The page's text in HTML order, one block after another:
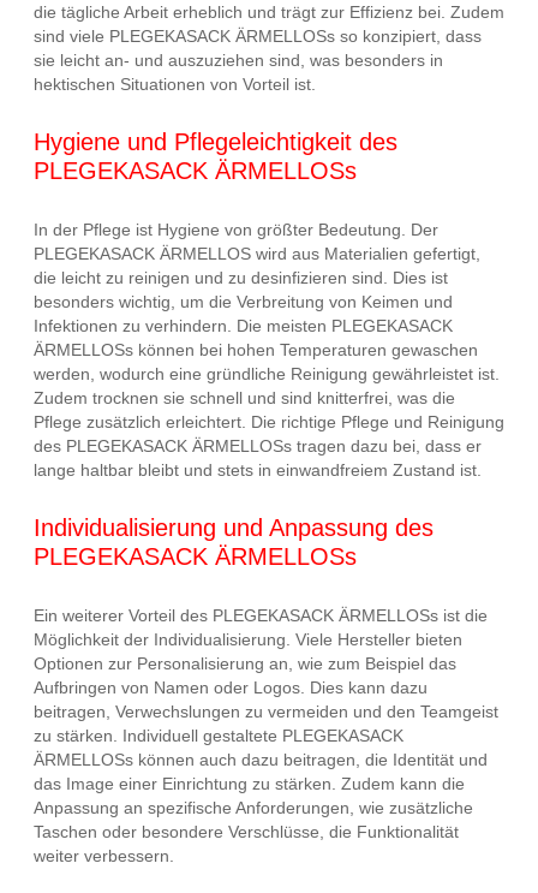
die tägliche Arbeit erheblich und trägt zur Effizienz bei. Zudem
sind viele PLEGEKASACK ÄRMELLOSs so konzipiert, dass
sie leicht an- und auszuziehen sind, was besonders in
hektischen Situationen von Vorteil ist.
Hygiene und Pflegeleichtigkeit des
PLEGEKASACK ÄRMELLOSs
In der Pflege ist Hygiene von größter Bedeutung. Der
PLEGEKASACK ÄRMELLOS wird aus Materialien gefertigt,
die leicht zu reinigen und zu desinfizieren sind. Dies ist
besonders wichtig, um die Verbreitung von Keimen und
Infektionen zu verhindern. Die meisten PLEGEKASACK
ÄRMELLOSs können bei hohen Temperaturen gewaschen
werden, wodurch eine gründliche Reinigung gewährleistet ist.
Zudem trocknen sie schnell und sind knitterfrei, was die
Pflege zusätzlich erleichtert. Die richtige Pflege und Reinigung
des PLEGEKASACK ÄRMELLOSs tragen dazu bei, dass er
lange haltbar bleibt und stets in einwandfreiem Zustand ist.
Individualisierung und Anpassung des
PLEGEKASACK ÄRMELLOSs
Ein weiterer Vorteil des PLEGEKASACK ÄRMELLOSs ist die
Möglichkeit der Individualisierung. Viele Hersteller bieten
Optionen zur Personalisierung an, wie zum Beispiel das
Aufbringen von Namen oder Logos. Dies kann dazu
beitragen, Verwechslungen zu vermeiden und den Teamgeist
zu stärken. Individuell gestaltete PLEGEKASACK
ÄRMELLOSs können auch dazu beitragen, die Identität und
das Image einer Einrichtung zu stärken. Zudem kann die
Anpassung an spezifische Anforderungen, wie zusätzliche
Taschen oder besondere Verschlüsse, die Funktionalität
weiter verbessern.